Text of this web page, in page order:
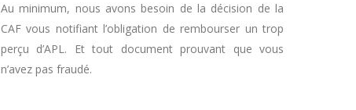
Au minimum, nous avons besoin de la décision de la
CAF vous notifiant l’obligation de rembourser un trop
perçu d’APL. Et tout document prouvant que vous
n’avez pas fraudé.